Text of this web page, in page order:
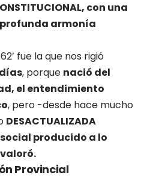
con una
armonía
62’ fue la que nos rigió
, porque nació del
el entendimiento
, pero -desde hace mucho
DESACTUALIZADA
producido a lo
Provincial